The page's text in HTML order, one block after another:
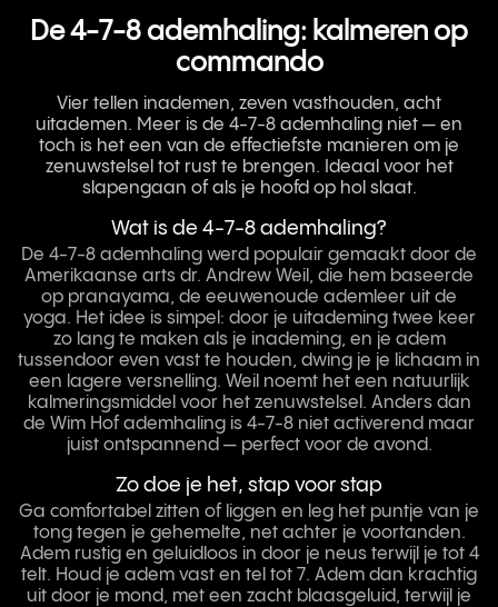
De 4-7-8 ademhaling: kalmeren op
commando
Vier tellen inademen, zeven vasthouden, acht
uitademen. Meer is de 4-7-8 ademhaling niet — en
toch is het een van de effectiefste manieren om je
zenuwstelsel tot rust te brengen. Ideaal voor het
slapengaan of als je hoofd op hol slaat.
Wat is de 4-7-8 ademhaling?
De 4-7-8 ademhaling werd populair gemaakt door de
Amerikaanse arts dr. Andrew Weil, die hem baseerde
op pranayama, de eeuwenoude ademleer uit de
yoga. Het idee is simpel: door je uitademing twee keer
zo lang te maken als je inademing, en je adem
tussendoor even vast te houden, dwing je je lichaam in
een lagere versnelling. Weil noemt het een natuurlijk
kalmeringsmiddel voor het zenuwstelsel. Anders dan
de Wim Hof ademhaling is 4-7-8 niet activerend maar
juist ontspannend — perfect voor de avond.
Zo doe je het, stap voor stap
Ga comfortabel zitten of liggen en leg het puntje van je
tong tegen je gehemelte, net achter je voortanden.
Adem rustig en geluidloos in door je neus terwijl je tot 4
telt. Houd je adem vast en tel tot 7. Adem dan krachtig
uit door je mond, met een zacht blaasgeluid, terwijl je